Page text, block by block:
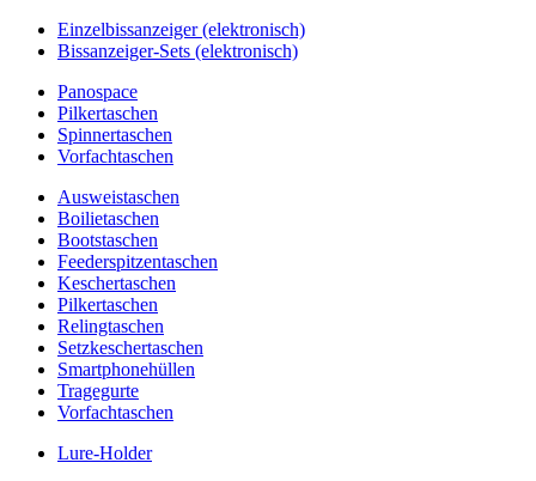
Einzelbissanzeiger (elektronisch)
Bissanzeiger-Sets (elektronisch)
Panospace
Pilkertaschen
Spinnertaschen
Vorfachtaschen
Ausweistaschen
Boilietaschen
Bootstaschen
Feederspitzentaschen
Keschertaschen
Pilkertaschen
Relingtaschen
Setzkeschertaschen
Smartphonehüllen
Tragegurte
Vorfachtaschen
Lure-Holder